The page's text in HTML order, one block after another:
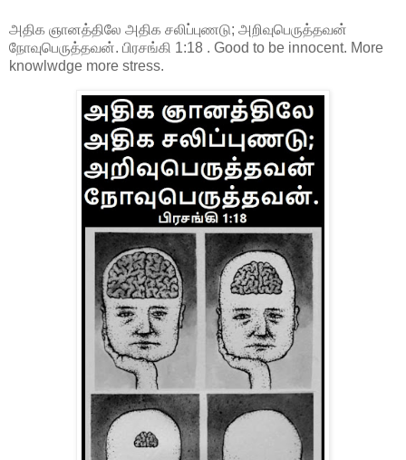
அதிக ஞானத்திலே அதிக சலிப்புணடு; அறிவுபெருத்தவன்
நோவுபெருத்தவன். பிரசங்கி 1:18 . Good to be innocent. More
knowlwdge more stress.